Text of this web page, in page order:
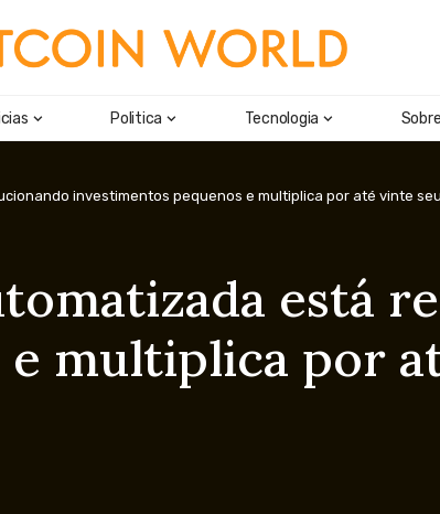
Politica Tecnologia
investimentos pequenos e multiplica por até vinte
está
multiplica por